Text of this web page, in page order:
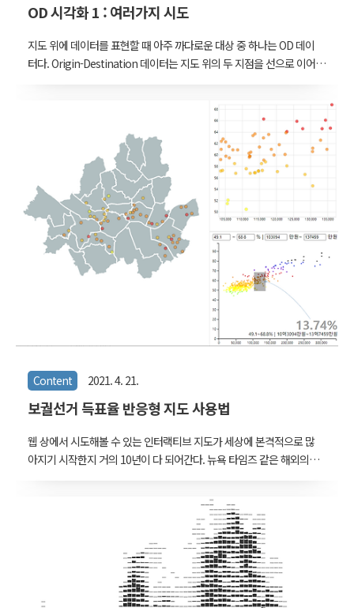
OD 시각화 1 : 여러가지 시도
지도 위에 데이터를 표현할 때 아주 까다로운 대상 중 하나는 OD 데이
터다. Origin-Destination 데이터는 지도 위의 두 지점을 선으로 이어
간의 거리를 유지해야 한다는 전제가 있기 때문이다. 비교적 간단한
OD 시각화 처음 시도해봤던 OD 시각화는 d3.js를 공부해보던 시절에
그려봤던 패스 분포도였다. 지도 위의 공간 정보는 아니었지만 선수들
포지션에 따라 대략적으로 위치가 정해졌다고 전제로 깔고 그렸다. 전
후반 출전 선수를 모두 포함하여 열댓개의 노드가 있는 OD 데이터였는
데, 링크의 수는 이론적으로 노드의 제곱수까지 가능하므로 사실 노드
가 열개만 되어도..
Content 2021. 4. 21.
보궐선거 득표율 반응형 지도 사용법
웹 상에서 시도해볼 수 있는 인터랙티브 지도가 세상에 본격적으로 많
아지기 시작한지 거의 10년이 다 되어간다. 뉴욕 타임즈 같은 해외의
그래프나 지도 위에서 그리 오랜 시간을 보내지 않았던 것 같다. 그래
서 그런지 데이터 저널리즘의 경우도 최근의 경향을 보면, 그저 단순히
한방향으로 마우스 휠을 긁어내리는 조작만으로 볼 수 있는 기사들을
많이 만들고 있다. 반응형 지도는 데이터를 좀 더 능동적으로 관찰하고
싶어하는 사람에게는 좋은 도구지만, 그렇지 않은 사람들에게는 복잡
하고 쓸모없는 장난감일뿐이다. 그렇지만 또 어떤 사람들의 경우, 데이
터에는 관심이 있는데 이용하는 방법에 익숙하지 않아서 이것저것 건